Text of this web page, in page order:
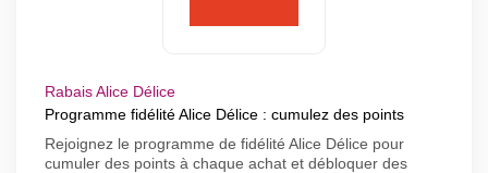
Rabais Alice Délice
Programme fidélité Alice Délice : cumulez des points
Rejoignez le programme de fidélité Alice Délice pour
cumuler des points à chaque achat et débloquer des